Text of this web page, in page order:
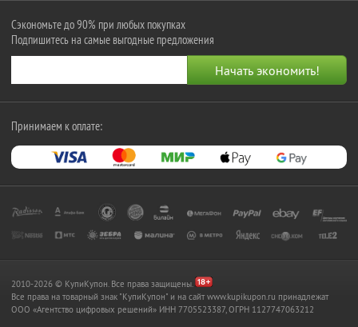
Сэкономьте до 90% при любых покупках
Подпишитесь на самые выгодные предложения
Принимаем к оплате:
2010-2026 © КупиКупон. Все права защищены.
Все права на товарный знак "КупиКупон" и на сайт www.kupikupon.ru принадлежат
OOO «Агентство цифровых решений» ИНН 7705523387, ОГРН 1127747063212